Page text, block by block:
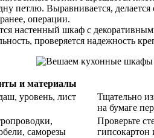
петлю. Выравнивается, делается
операции.
настенный шкаф с
проверяется надежность
и материалы
уровень, лист
Тщательно
на бумаге
саморезы
Проверьте
гипсокартон